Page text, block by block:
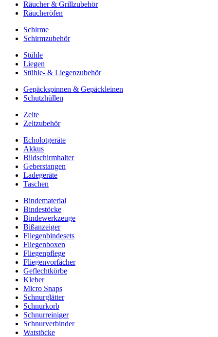
Räucher & Grillzubehör
Räucheröfen
Schirme
Schirmzubehör
Stühle
Liegen
Stühle- & Liegenzubehör
Gepäckspinnen & Gepäckleinen
Schutzhüllen
Zelte
Zeltzubehör
Echolotgeräte
Akkus
Bildschirmhalter
Geberstangen
Ladegeräte
Taschen
Bindematerial
Bindestöcke
Bindewerkzeuge
Bißanzeiger
Fliegenbindesets
Fliegenboxen
Fliegenpflege
Fliegenvorfächer
Geflechtkörbe
Kleber
Micro Snaps
Schnurglätter
Schnurkorb
Schnurreiniger
Schnurverbinder
Watstöcke